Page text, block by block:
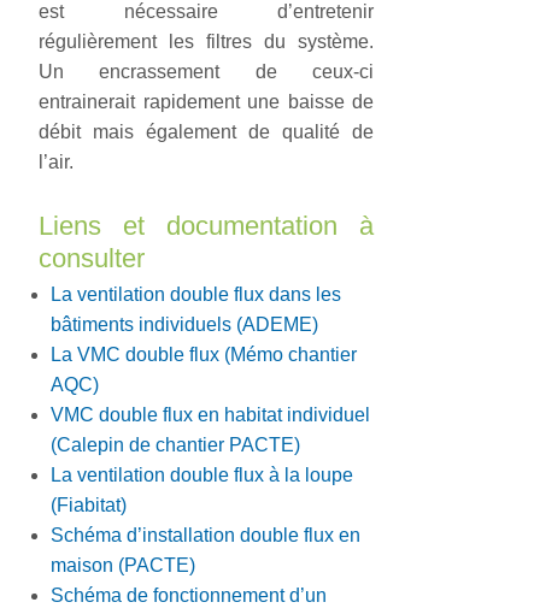
est nécessaire d’entretenir
régulièrement les filtres du système.
Un encrassement de ceux-ci
entrainerait rapidement une baisse de
débit mais également de qualité de
l’air.
Liens et documentation à
consulter
La ventilation double flux dans les
bâtiments individuels (ADEME)
La VMC double flux (Mémo chantier
AQC)
VMC double flux en habitat individuel
(Calepin de chantier PACTE)
La ventilation double flux à la loupe
(Fiabitat)
Schéma d’installation double flux en
maison (PACTE)
Schéma de fonctionnement d’un